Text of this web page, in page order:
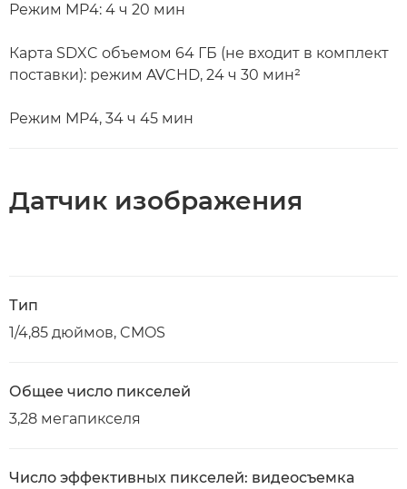
Режим MP4: 4 ч 20 мин
Карта SDXC объемом 64 ГБ (не входит в комплект
поставки): режим AVCHD, 24 ч 30 мин²
Режим MP4, 34 ч 45 мин
Датчик изображения
Тип
1/4,85 дюймов, CMOS
Общее число пикселей
3,28 мегапикселя
Число эффективных пикселей: видеосъемка